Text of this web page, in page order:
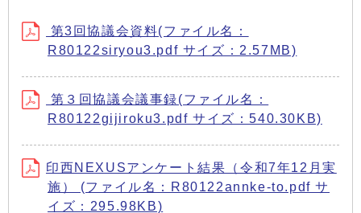
第3回協議会資料(ファイル名：
R80122siryou3.pdf サイズ：2.57MB)
第３回協議会議事録(ファイル名：
R80122gijiroku3.pdf サイズ：540.30KB)
印西NEXUSアンケート結果（令和7年12月実
施） (ファイル名：R80122annke-to.pdf サ
イズ：295.98KB)